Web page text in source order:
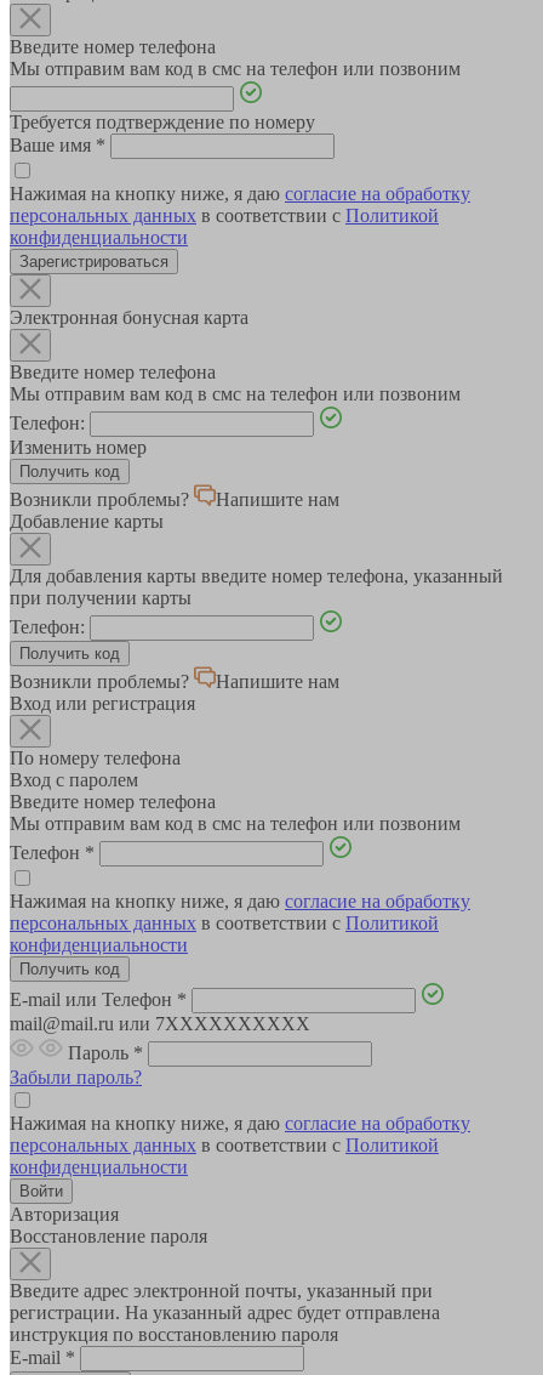
Введите номер телефона
Мы отправим вам код в смс на телефон или позвоним
Требуется подтверждение по номеру
Ваше имя *
Нажимая на кнопку ниже, я даю согласие на обработку
персональных данных в соответствии с Политикой
конфиденциальности
Зарегистрироваться
Электронная бонусная карта
Введите номер телефона
Мы отправим вам код в смс на телефон или позвоним
Телефон:
Изменить номер
Возникли проблемы?
Напишите нам
Добавление карты
Для добавления карты введите номер телефона, указанный
при получении карты
Телефон:
Возникли проблемы?
Напишите нам
Вход или регистрация
По номеру телефона
Вход с паролем
Введите номер телефона
Мы отправим вам код в смс на телефон или позвоним
Телефон *
Нажимая на кнопку ниже, я даю согласие на обработку
персональных данных в соответствии с Политикой
конфиденциальности
E-mail или Телефон *
mail@mail.ru или 7XXXXXXXXXX
Пароль *
Забыли пароль?
Нажимая на кнопку ниже, я даю согласие на обработку
персональных данных в соответствии с Политикой
конфиденциальности
Авторизация
Восстановление пароля
Введите адрес электронной почты, указанный при
регистрации. На указанный адрес будет отправлена
инструкция по восстановлению пароля
E-mail *